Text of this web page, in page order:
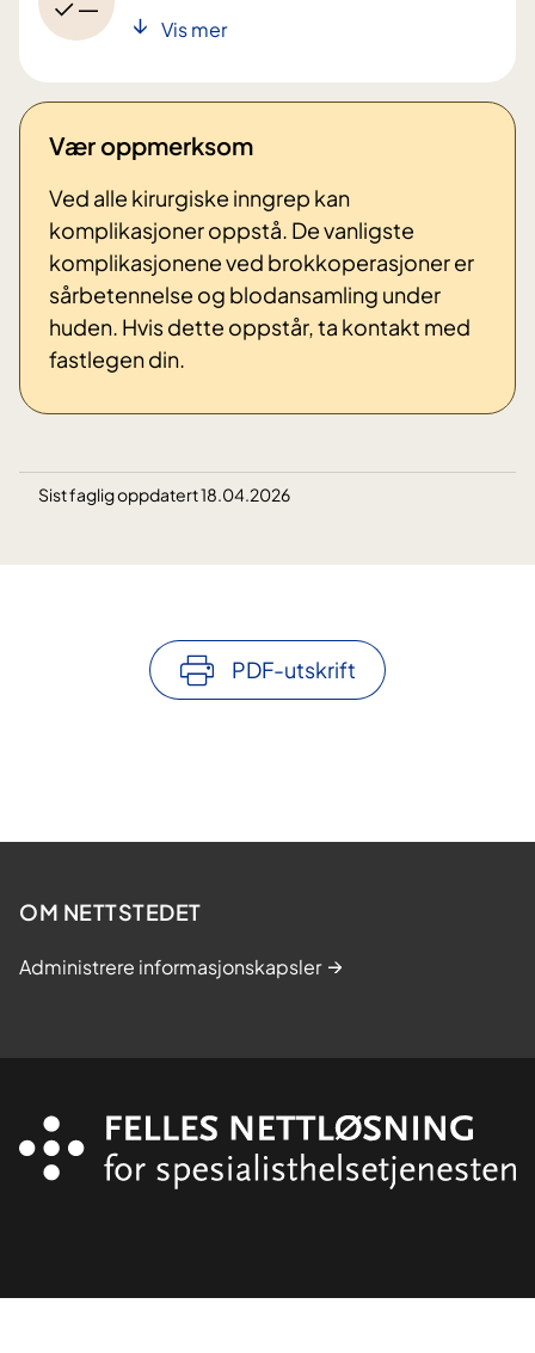
Vis mer
Vær oppmerksom
Ved alle kirurgiske inngrep kan
komplikasjoner oppstå. De vanligste
komplikasjonene ved brokkoperasjoner er
sårbetennelse og blodansamling under
huden. Hvis dette oppstår, ta kontakt med
fastlegen din.
Sist faglig oppdatert 18.04.2026
PDF-utskrift
OM NETTSTEDET
Administrere informasjonskapsler
Organisasjon